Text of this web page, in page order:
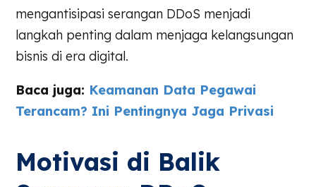
mengantisipasi serangan DDoS menjadi
langkah penting dalam menjaga kelangsungan
bisnis di era digital.
Baca juga: Keamanan Data Pegawai
Terancam? Ini Pentingnya Jaga Privasi
Motivasi di Balik